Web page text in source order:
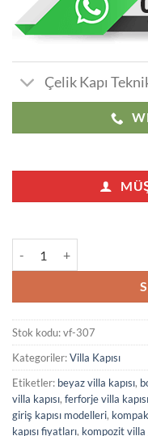
Çelik Kapı
Stok kodu:vf-307
Kategoriler:Villa Kapısı
Etiketler: beyaz villa kapısı,
villa kapısı, ferforje villa kapısı
giriş kapısı modelleri,
kapısı fiyatları, kompozit villa